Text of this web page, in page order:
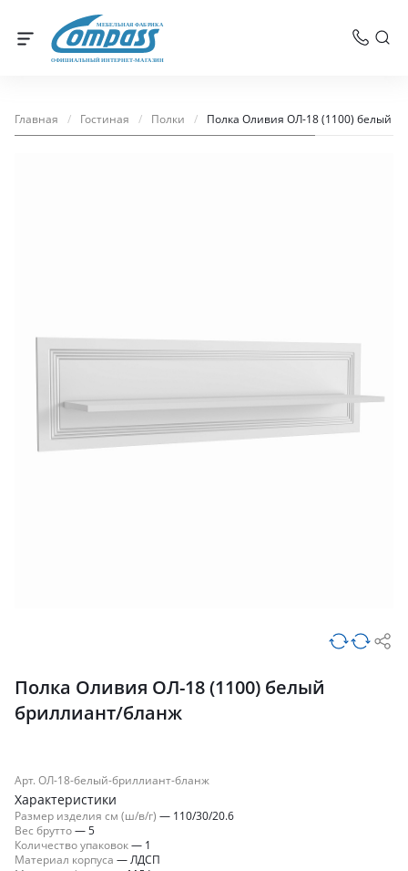
МЕБЕЛЬНАЯ ФАБРИКА
ОФИЦИАЛЬНЫЙ ИНТЕРНЕТ-МАГАЗИН
Главная / Гостиная / Полки / Полка Оливия ОЛ-18 (1100) белый
Полка Оливия ОЛ-18 (1100) белый
бриллиант/бланж
Арт. ОЛ-18-белый-бриллиант-бланж
Характеристики
Размер изделия см (ш/в/г) — 110/30/20.6
Вес брутто— 5
Количество упаковок— 1
Материал корпуса — ЛДСП